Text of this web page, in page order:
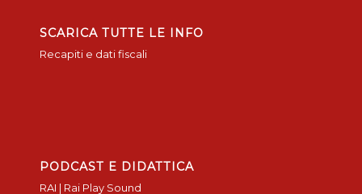
SCARICA TUTTE LE INFO
Recapiti e dati fiscali
PODCAST E DIDATTICA
RAI | Rai Play Sound